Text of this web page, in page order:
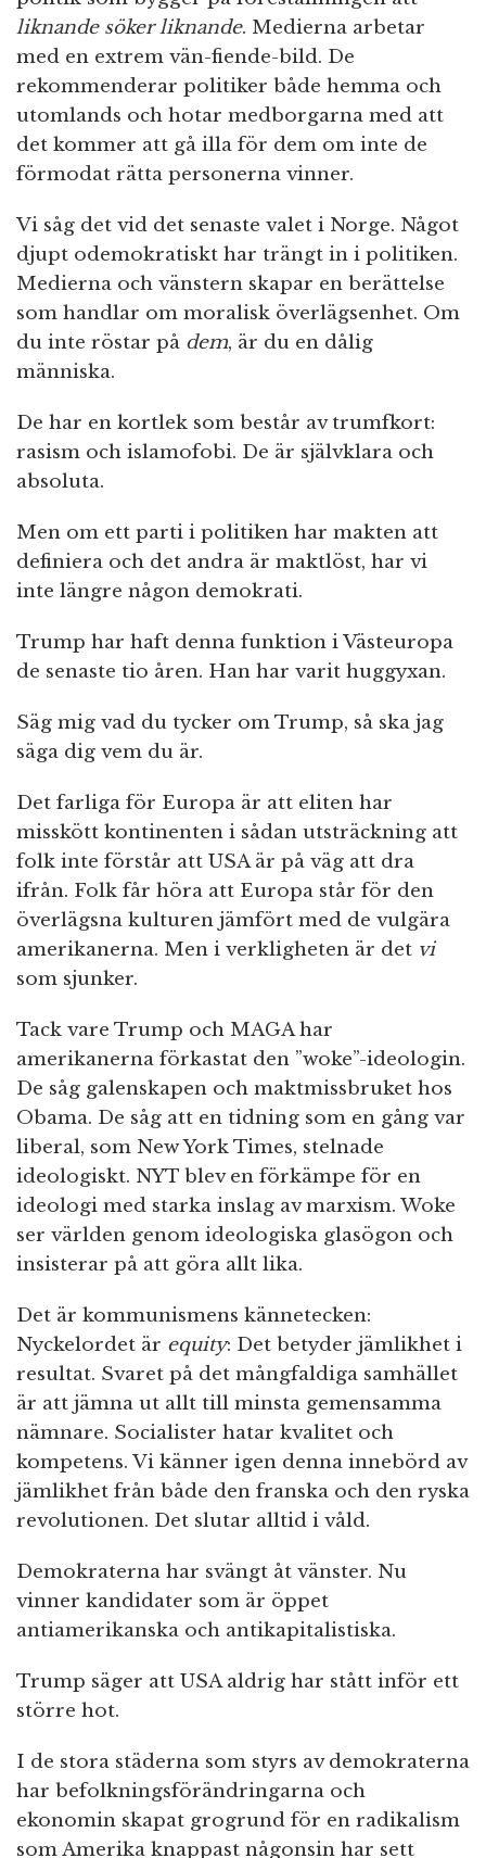
liknande söker liknande. Medierna arbetar
med en extrem vän-fiende-bild. De
rekommenderar politiker både hemma och
utomlands och hotar medborgarna med att
det kommer att gå illa för dem om inte de
förmodat rätta personerna vinner.
Vi såg det vid det senaste valet i Norge. Något
djupt odemokratiskt har trängt in i politiken.
Medierna och vänstern skapar en berättelse
som handlar om moralisk överlägsenhet. Om
du inte röstar på dem, är du en dålig
människa.
De har en kortlek som består av trumfkort:
rasism och islamofobi. De är självklara och
absoluta.
Men om ett parti i politiken har makten att
definiera och det andra är maktlöst, har vi
inte längre någon demokrati.
Trump har haft denna funktion i Västeuropa
de senaste tio åren. Han har varit huggyxan.
Säg mig vad du tycker om Trump, så ska jag
säga dig vem du är.
Det farliga för Europa är att eliten har
misskött kontinenten i sådan utsträckning att
folk inte förstår att USA är på väg att dra
ifrån. Folk får höra att Europa står för den
överlägsna kulturen jämfört med de vulgära
amerikanerna. Men i verkligheten är det vi
som sjunker.
Tack vare Trump och MAGA har
amerikanerna förkastat den ”woke”-ideologin.
De såg galenskapen och maktmissbruket hos
Obama. De såg att en tidning som en gång var
liberal, som New York Times, stelnade
ideologiskt. NYT blev en förkämpe för en
ideologi med starka inslag av marxism. Woke
ser världen genom ideologiska glasögon och
insisterar på att göra allt lika.
Det är kommunismens kännetecken:
Nyckelordet är equity: Det betyder jämlikhet i
resultat. Svaret på det mångfaldiga samhället
är att jämna ut allt till minsta gemensamma
nämnare. Socialister hatar kvalitet och
kompetens. Vi känner igen denna innebörd av
jämlikhet från både den franska och den ryska
revolutionen. Det slutar alltid i våld.
Demokraterna har svängt åt vänster. Nu
vinner kandidater som är öppet
antiamerikanska och antikapitalistiska.
Trump säger att USA aldrig har stått inför ett
större hot.
I de stora städerna som styrs av demokraterna
har befolkningsförändringarna och
ekonomin skapat grogrund för en radikalism
som Amerika knappast någonsin har sett